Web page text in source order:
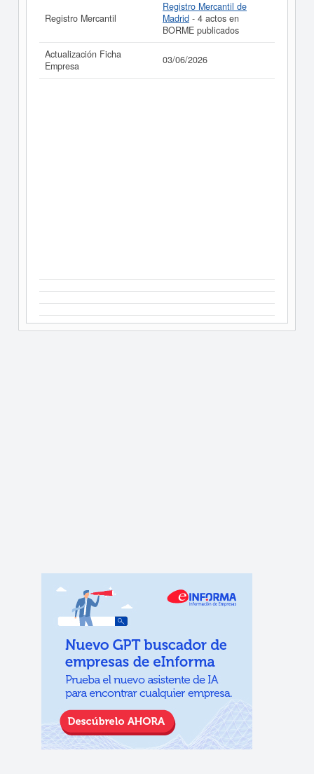
Registro Mercantil
Registro Mercantil de
Madrid - 4 actos en
BORME publicados
Actualización Ficha
Empresa
03/06/2026